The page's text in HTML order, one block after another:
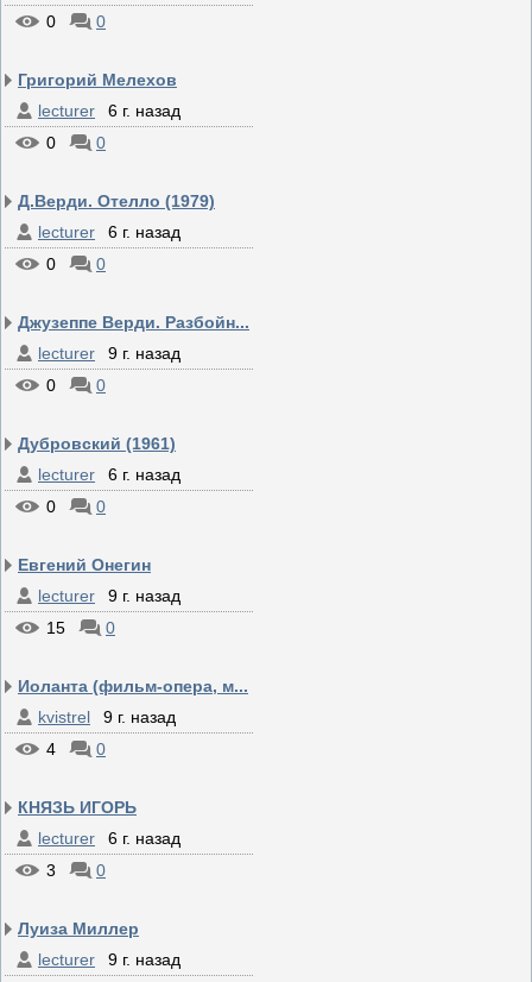
0
0
Григорий Мелехов
lecturer
6 г. назад
0
0
Д.Верди. Отелло (1979)
lecturer
6 г. назад
0
0
Джузеппе Верди. Разбойн...
lecturer
9 г. назад
0
0
Дубровский (1961)
lecturer
6 г. назад
0
0
Евгений Онегин
lecturer
9 г. назад
15
0
Иоланта (фильм-опера, м...
kvistrel
9 г. назад
4
0
КНЯЗЬ ИГОРЬ
lecturer
6 г. назад
3
0
Луиза Миллер
lecturer
9 г. назад